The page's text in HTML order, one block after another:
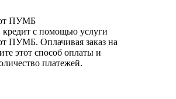
от ПУМБ
с помощью услуги
ПУМБ. Оплачивая заказ на
этот способ оплаты и
платежей.